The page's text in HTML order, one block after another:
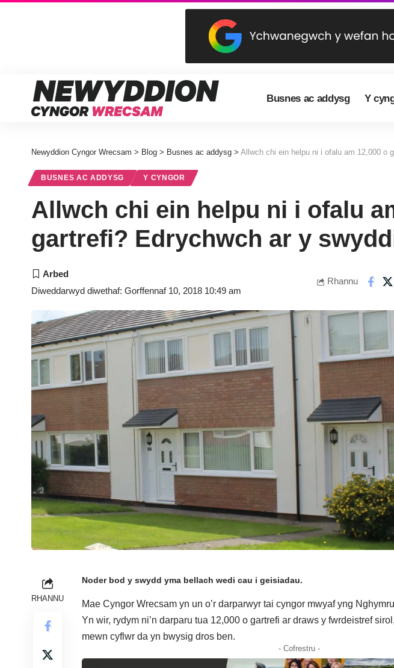
Busnes ac addysg Y
Newyddion Cyngor Wrecsam > Blog > Busnes ac addysg > Allwch chi ein helpu ni i ofalu am 12,000 o
BUSNES AC ADDYSG Y CYNGOR
Allwch chi ein helpu ni i ofalu
gartrefi? Edrychwch ar y
Diweddarwyd diwethaf: Gorffennaf 10, 2018 10:49 am
Rhannu
RHANNU
Noder bod y swydd yma bellach wedi cau i geisiadau.
Mae Cyngor Wrecsam yn un o’r darparwyr tai cyngor mwyaf yng
Yn wir, rydym ni’n darparu tua 12,000 o gartrefi ar draws y fwrdeistref
mewn cyflwr da yn bwysig dros ben.
- Cofrestru -